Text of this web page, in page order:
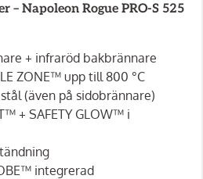
– Napoleon Rogue PRO-S 525
+ infraröd bakbrännare
ZONE™ upp till 800 °C
(även på sidobrännare)
+ SAFETY GLOW™ i
integrerad